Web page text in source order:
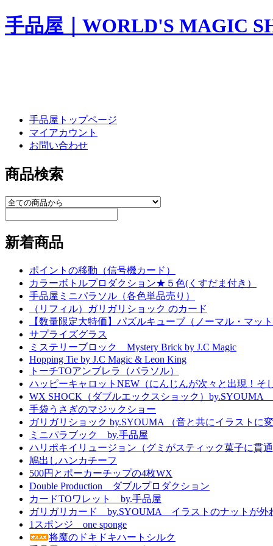
手品屋｜WORLD'S MAGIC
手品屋トップページ
マイアカウント
お問い合わせ
商品検索
新着商品
ポイントの移動（信号機カード）
カラーボトルプロダクション★５色(くすだま付き）
手品屋ミニパラソル（各色単品売り）
（リフィル）ガリガリショック のカード
【数量限定大特価】パズルキューブ（ノーマル・マッ
サプライズグラス
ミステリーブロック Mystery Brick by J.C Magic
Hopping Tie by J.C Magic & Leon King
トーチTOアンブレラ（パラソル）
ハッピーキャロットNEW（にんじんが次々と出現！そ
WX SHOCK（ダブルエックスショック）by.SYOUMA
手袋うさぎのマジックショー
ガリガリショック by.SYOUMA （音と共にイラストに
ミニパラブック by.手品屋
ハリポキイリュージョン（グミがスティック菓子に貫
鳩出しハンカチーフ
500円とポーカーチップの4枚WX
Double Production ダブルプロダクション
カードTOワレット by.手品屋
ガリガリカード by.SYOUMA イラストのナットが外
1スポンジ one sponge
将魔のドキドキハートシルク